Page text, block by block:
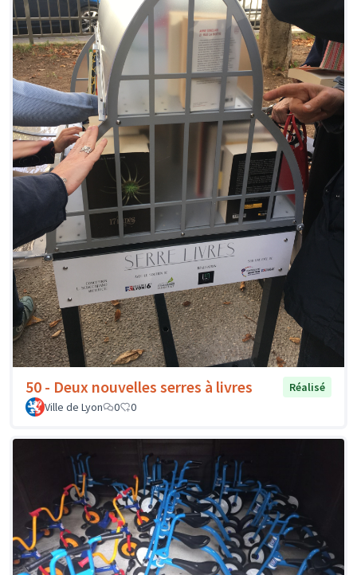
50 - Deux nouvelles serres à livres
Réalisé
Ville de Lyon
0 0